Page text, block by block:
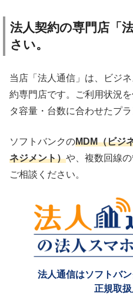
法人契約の専門店「
さい。
当店「法人通信」は、ビジ
約専門店です。ご利用状況
タ容量・台数に合わせたプ
ソフトバンクのMDM（ビジ
ネジメント）や、複数回線
ご相談ください。
法人通信はソフトバ
正規取扱